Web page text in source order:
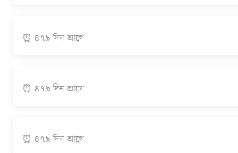
⏰ ৪৭৯ দিন আগে
⏰ ৪৭৯ দিন আগে
⏰ ৪৭৯ দিন আগে